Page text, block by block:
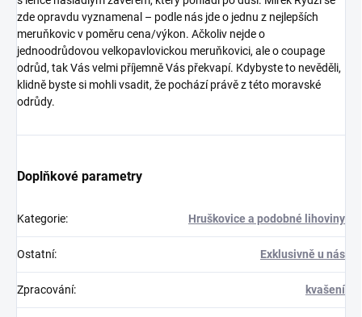
zde opravdu vyznamenal – podle nás jde o jednu z nejlepších
meruňkovic v poměru cena/výkon. Ačkoliv nejde o
jednoodrůdovou velkopavlovickou meruňkovici, ale o coupage
odrůd, tak Vás velmi příjemně Vás překvapí. Kdybyste to nevěděli,
klidně byste si mohli vsadit, že pochází právě z této moravské
odrůdy.
Doplňkové parametry
Kategorie: Hruškovice a podobné lihoviny
Ostatní: Exklusivně u nás
Zpracování: kvašení